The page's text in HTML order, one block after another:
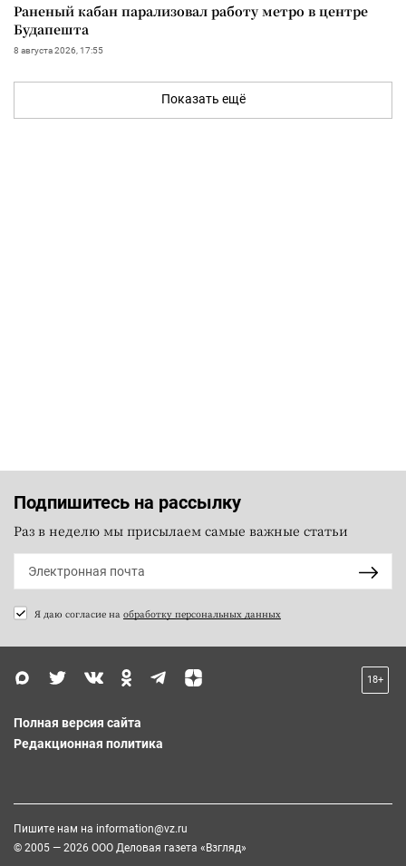
Раненый кабан парализовал работу метро в центре
Будапешта
8 августа 2026, 17:55
Показать ещё
Подпишитесь на рассылку
Раз в неделю мы присылаем самые важные статьи
Я даю согласие на обработку персональных данных
18+
Полная версия сайта
Редакционная политика
Пишите нам на information@vz.ru
© 2005 — 2026 ООО Деловая газета «Взгляд»